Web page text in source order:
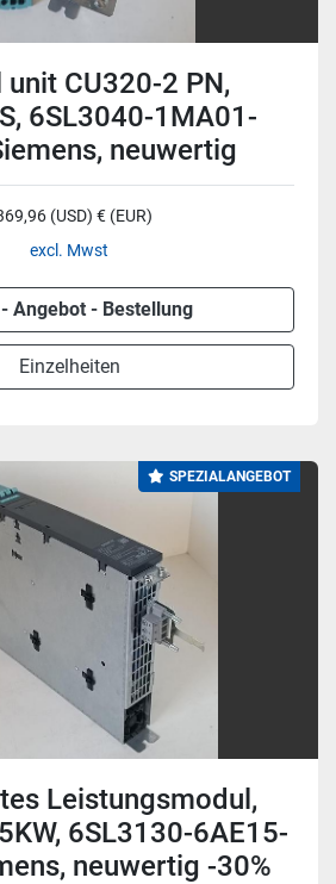
unit CU320-2 PN,
6SL3040-1MA01-
neuwertig
(USD) € (EUR)
excl. Mwst
Angebot - Bestellung
Einzelheiten
SPEZIALANGEBOT
Leistungsmodul,
6SL3130-6AE15-
neuwertig -30%